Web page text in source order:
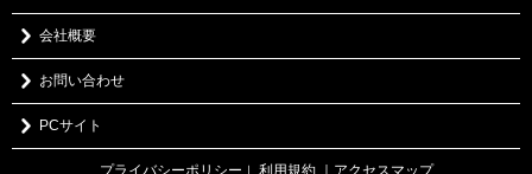
会社概要
お問い合わせ
PCサイト
プライバシーポリシー ｜ 利用規約 ｜アクセスマップ